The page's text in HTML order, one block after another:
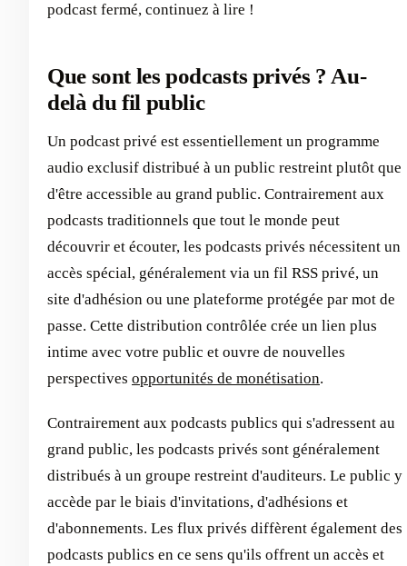
podcast fermé, continuez à lire !
Que sont les podcasts privés ? Au-
delà du fil public
Un podcast privé est essentiellement un programme
audio exclusif distribué à un public restreint plutôt que
d'être accessible au grand public. Contrairement aux
podcasts traditionnels que tout le monde peut
découvrir et écouter, les podcasts privés nécessitent un
accès spécial, généralement via un fil RSS privé, un
site d'adhésion ou une plateforme protégée par mot de
passe. Cette distribution contrôlée crée un lien plus
intime avec votre public et ouvre de nouvelles
perspectives opportunités de monétisation.
Contrairement aux podcasts publics qui s'adressent au
grand public, les podcasts privés sont généralement
distribués à un groupe restreint d'auditeurs. Le public y
accède par le biais d'invitations, d'adhésions et
d'abonnements. Les flux privés diffèrent également des
podcasts publics en ce sens qu'ils offrent un accès et